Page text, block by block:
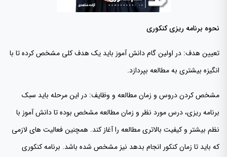
نحوه برنامه ریزی کنکوری
تعیین هدف: در اولین گام دانش آموز باید یک هدف کلی مشخص کرده تا با
انگیزه بیشتری به مطالعه بپردازد.
مشخص کردن دروس و زمان مطالعه و وظایف: در این مرحله باید سبک
برنامه ریزی، درس مورد نظر و زمان مطالعه مشخص بوده تا دانش آموز با
نظم بیشتر و کیفیت بالاتری مطالعه را آغاز کند. همچنین فعالیت های لازمی
که باید تا زمان کنکور انجام بدهد نیز مشخص شده باشد. برنامه کنکوری